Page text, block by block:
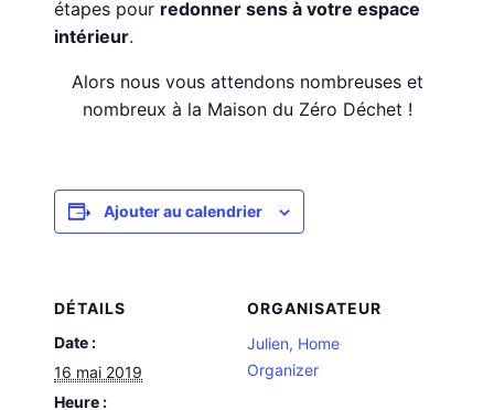
étapes pour redonner sens à votre espace
intérieur.
Alors nous vous attendons nombreuses et
nombreux à la Maison du Zéro Déchet !
Ajouter au calendrier
DÉTAILS
Date :
16 mai 2019
Heure :
ORGANISATEUR
Julien, Home
Organizer